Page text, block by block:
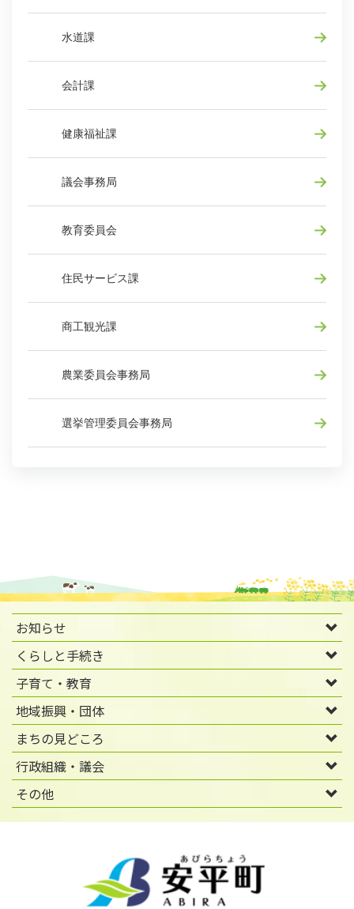
水道課
会計課
健康福祉課
議会事務局
教育委員会
住民サービス課
商工観光課
農業委員会事務局
選挙管理委員会事務局
お知らせ
くらしと手続き
子育て・教育
地域振興・団体
まちの見どころ
行政組織・議会
その他